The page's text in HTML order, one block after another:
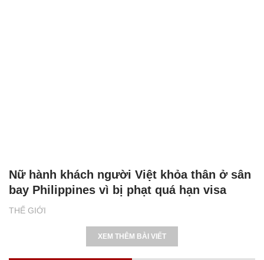
THẾ GIỚI
Nữ hành khách người Việt khỏa thân ở sân
bay Philippines vì bị phạt quá hạn visa
XEM THÊM BÀI VIẾT